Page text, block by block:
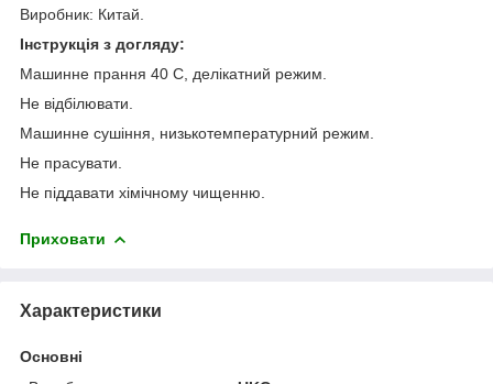
Виробник: Китай.
Інструкція з догляду:
Машинне прання 40 С, делікатний режим.
Не відбілювати.
Машинне сушіння, низькотемпературний режим.
Не прасувати.
Не піддавати хімічному чищенню.
Приховати
Характеристики
Основні